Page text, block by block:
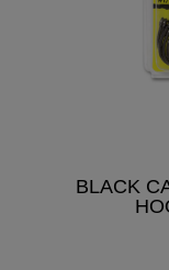
BLACK